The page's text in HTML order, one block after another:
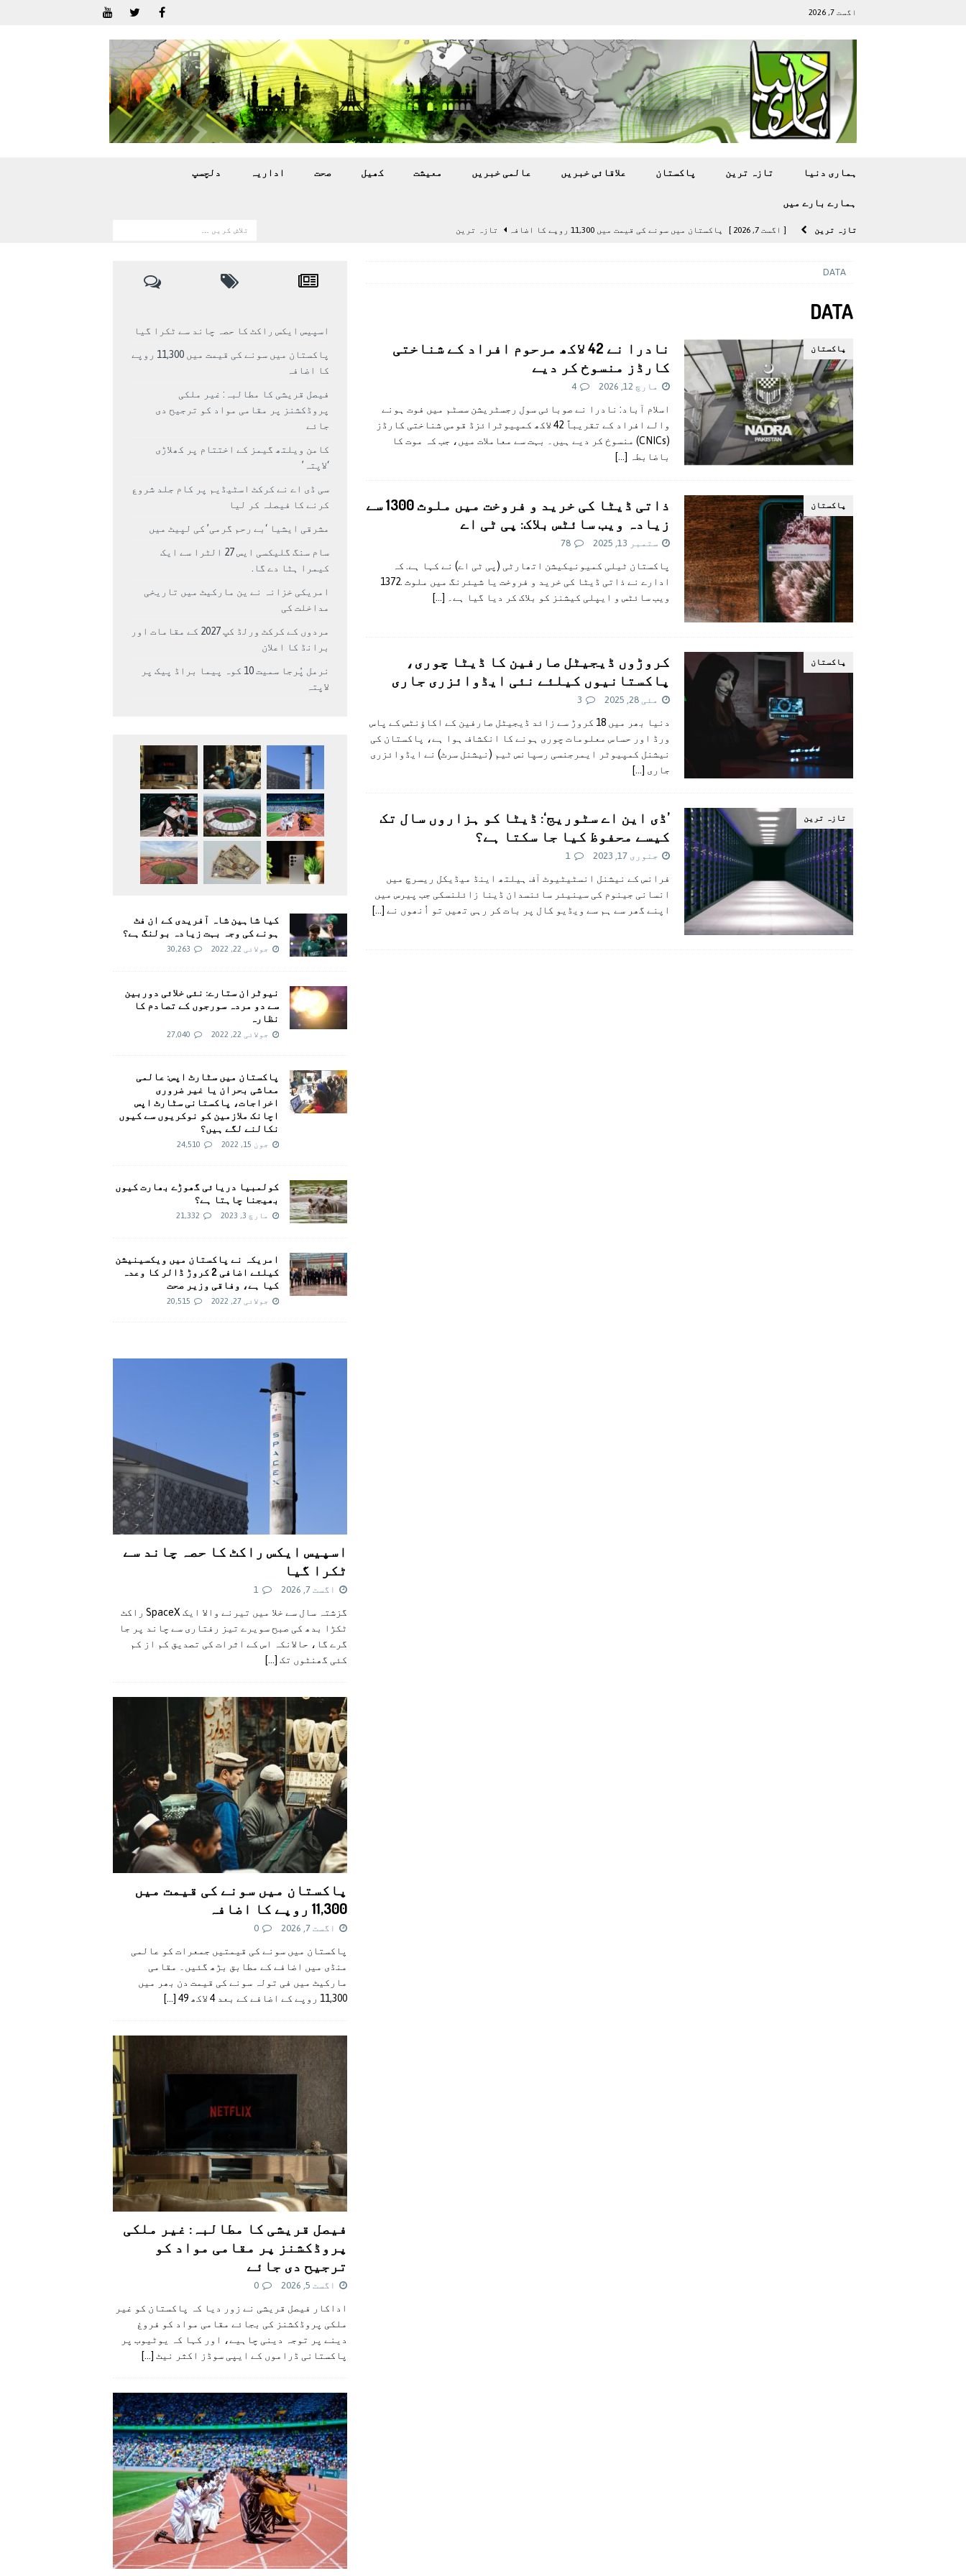
اگست 7, 2026
ہماری دنیا تازہ ترين پاکستان علاقائی خبريں عالمی خبريں معيشت کھيل صحت اداريہ دلچسپ
ہمارے بارے ميں
تازہ ترين [ اگست 7, 2026 ] پاکستان میں سونے کی قیمت میں 11,300 روپے کا اضافہ تازہ ترين
[ اگست 7, 2026 ] اسپیس ایکس راکٹ کا حصہ چاند سے ٹکرا گیا تازہ ترين
DATA
DATA
پاکستان
نادرا نے 42 لاکھ مرحوم افراد کے شناختی
کارڈز منسوخ کر دیے
مارچ 12, 2026 4
اسلام آباد: نادرا نے صوبائی سول رجسٹریشن سسٹم میں فوت ہونے
والے افراد کے تقریباً 42 لاکھ کمپیوٹرائزڈ قومی شناختی کارڈز
(CNICs) منسوخ کر دیے ہیں۔ بہت سے معاملات میں، جب کہ موت کا
باضابطہ […]
پاکستان
ذاتی ڈیٹا کی خرید و فروخت میں ملوث 1300 سے
زیادہ ویب سائٹس بلاک: پی ٹی اے
ستمبر 13, 2025 78
پاکستان ٹیلی کمیونیکیشن اتھارٹی (پی ٹی اے) نے کہا ہے. کہ
ادارے نے ذاتی ڈیٹا کی خرید و فروخت یا شیئرنگ میں ملوث .1372
ویب سائٹس و ایپلی کیشنز کو بلاک کر دیا گیا ہے۔
[…]
پاکستان
کروڑوں ڈیجیٹل صارفین کا ڈیٹا چوری،
پاکستانیوں کیلئے نئی ایڈوائزری جاری
مئی 28, 2025 3
دنیا بھر میں 18 کروڑ سے زائد ڈیجیٹل صارفین کے اکاؤنٹس کے پاس
ورڈ اور حساس معلومات چوری ہونے کا انکشاف ہوا ہے، پاکستان کی
نیشنل کمپیوٹر ایمرجنسی رسپانس ٹیم (نیشنل سرٹ) نے ایڈوائزری
جاری […]
تازہ ترين
’ڈی این اے سٹوریج‘: ڈیٹا کو ہزاروں سال تک
کیسے محفوظ کیا جا سکتا ہے؟
جنوری 17, 2023 1
فرانس کے نیشنل انسٹیٹیوٹ آف ہیلتھ اینڈ میڈیکل ریسرچ میں
انسانی جینوم کی سینیئر سائنسدان ڈینا زائلنسکی جب پیرس میں
اپنے گھر سے ہم سے ویڈیو کال پر بات کر رہی تھیں تو اُنھوں نے […]
اسپیس ایکس راکٹ کا حصہ چاند سے ٹکرا گیا
پاکستان میں سونے کی قیمت میں 11,300 روپے
کا اضافہ
فیصل قریشی کا مطالبہ: غیر ملکی
پروڈکشنز پر مقامی مواد کو ترجیح دی
جائے
کامن ویلتھ گیمز کے اختتام پر کھلاڑی
‘لاپتہ’
سی ڈی اے نے کرکٹ اسٹیڈیم پر کام جلد شروع
کرنے کا فیصلہ کر لیا
مشرقی ایشیا ‘بے رحم گرمی’ کی لپیٹ میں
سام سنگ گلیکسی ایس 27 الٹرا سے ایک
کیمرا ہٹا دے گا.
امریکی خزانہ نے ین مارکیٹ میں تاریخی
مداخلت کی
مردوں کے کرکٹ ورلڈ کپ 2027 کے مقامات اور
برانڈ کا اعلان
نرمل پُرجا سمیت 10 کوہ پیما براڈ پیک پر
لاپتہ
کیا شاہین شاہ آفریدی کے ان فٹ
ہونے کی وجہ بہت زیادہ بولنگ ہے؟
جولائی 22, 2022 30,263
نیوٹران ستارے: نئی خلائی دوربین
سے دو مردہ سورجوں کے تصادم کا
نظارہ
جولائی 22, 2022 27,040
پاکستان میں سٹارٹ اپس: عالمی
معاشی بحران یا غیر ضروری
اخراجات، پاکستانی سٹارٹ اپس
اچانک ملازمین کو نوکریوں سے کیوں
نکالنے لگے ہیں؟
جون 15, 2022 24,510
کولمبیا دریائی گھوڑے بھارت کیوں
بھیجنا چاہتا ہے؟
مارچ 3, 2023 21,332
امريکہ نے پاکستان میں ویکسینیشن
کیلئے اضافی 2 کروڑ ڈالر کا وعدہ
کیا ہے، وفاقی وزیر صحت
جولائی 27, 2022 20,515
اسپیس ایکس راکٹ کا حصہ چاند سے
ٹکرا گیا
اگست 7, 2026 1
گزشتہ سال سے خلا میں تیرنے والا ایک SpaceX راکٹ
ٹکڑا بدھ کی صبح سویرے تیز رفتاری سے چاند پر جا
گرے گا، حالانکہ اس کے اثرات کی تصدیق کم از کم
کئی گھنٹوں تک [...]
پاکستان میں سونے کی قیمت میں
11,300 روپے کا اضافہ
اگست 7, 2026 0
پاکستان میں سونے کی قیمتیں جمعرات کو عالمی
منڈی میں اضافے کے مطابق بڑھ گئیں۔ مقامی
مارکیٹ میں فی تولہ سونے کی قیمت دن بھر میں
11,300 روپے کے اضافے کے بعد 4 لاکھ 49
[...]
فیصل قریشی کا مطالبہ: غیر ملکی
پروڈکشنز پر مقامی مواد کو
ترجیح دی جائے
اگست 5, 2026 0
اداکار فیصل قریشی نے زور دیا کہ پاکستان کو غیر
ملکی پروڈکشنز کی بجائے مقامی مواد کو فروغ
دینے پر توجہ دینی چاہیے، اور کہا کہ یوٹیوب پر
پاکستانی ڈراموں کے ایپی سوڈز اکثر نیٹ [...]